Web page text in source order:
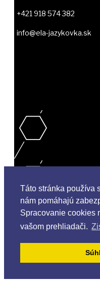
Táto stránka používa
nám pomáhajú
Spracovanie cookies
vašom prehliadači.
+421 918 574 382
info@ela-jazykovka.sk